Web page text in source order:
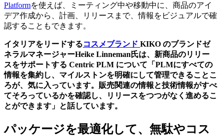
Platformを使えば、ミーティング中や移動中に、商品のアイ
デア作成から、計画、リリースまで、情報をビジュアルで確
認することもできます。
イタリアをリードするコスメブランド KIKO のブランドゼ
ネラルマネージャーHeike Linneman 氏は、新商品のリリー
スをサポートする Centric PLM について「 PLMにすべての
情報を集約し、マイルストンを明確にして管理できることこ
ろが、気に入っています。販売関連の情報と技術情報がすべ
てそろっているかを確認し、リリースをつつがなく進めるこ
とができます」と話しています。
パッケージを最適化して、無駄やコス